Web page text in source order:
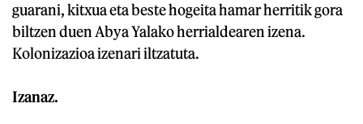
guarani, kitxua eta beste hogeita hamar herritik gora
biltzen duen Abya Yalako herrialdearen izena.
Kolonizazioa izenari iltzatuta.
Izanaz.